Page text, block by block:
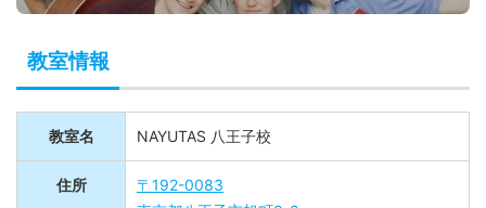
教室情報
教室名 NAYUTAS 八王子校
住所
〒192-0083